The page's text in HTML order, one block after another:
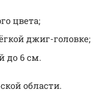
цвета;
джиг-головке;
до 6 см.
области.